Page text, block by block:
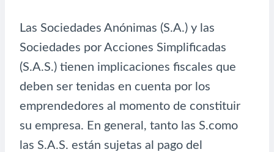
Las Sociedades Anónimas (S.A.) y las
Sociedades por Acciones Simplificadas
(S.A.S.) tienen implicaciones fiscales que
deben ser tenidas en cuenta por los
emprendedores al momento de constituir
su empresa. En general, tanto las S.como
las S.A.S. están sujetas al pago del